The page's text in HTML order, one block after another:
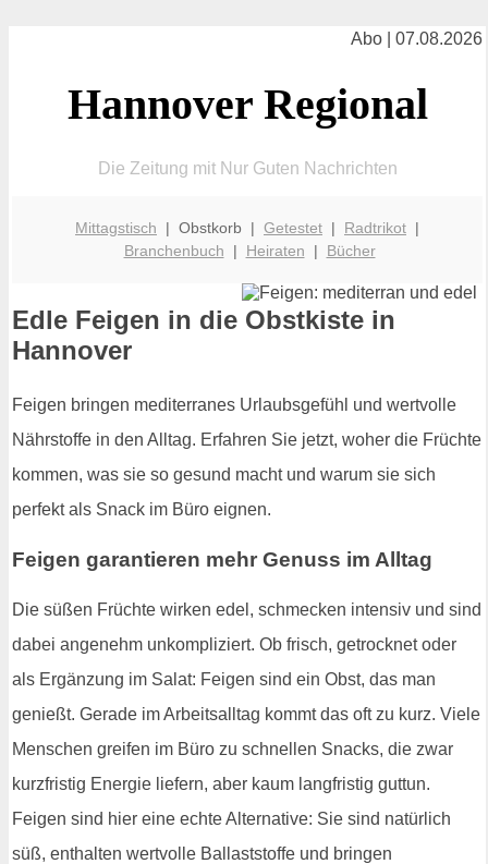
Abo | 07.08.2026
Hannover Regional
Die Zeitung mit Nur Guten Nachrichten
Mittagstisch | Obstkorb | Getestet | Radtrikot |
Branchenbuch | Heiraten | Bücher
Edle Feigen in die Obstkiste in
Hannover
Feigen bringen mediterranes Urlaubsgefühl und wertvolle
Nährstoffe in den Alltag. Erfahren Sie jetzt, woher die Früchte
kommen, was sie so gesund macht und warum sie sich
perfekt als Snack im Büro eignen.
Feigen garantieren mehr Genuss im Alltag
Die süßen Früchte wirken edel, schmecken intensiv und sind
dabei angenehm unkompliziert. Ob frisch, getrocknet oder
als Ergänzung im Salat: Feigen sind ein Obst, das man
genießt. Gerade im Arbeitsalltag kommt das oft zu kurz. Viele
Menschen greifen im Büro zu schnellen Snacks, die zwar
kurzfristig Energie liefern, aber kaum langfristig guttun.
Feigen sind hier eine echte Alternative: Sie sind natürlich
süß, enthalten wertvolle Ballaststoffe und bringen